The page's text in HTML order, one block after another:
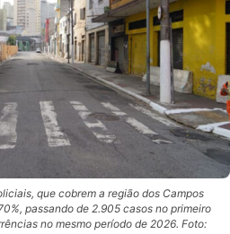
que cobrem a região dos Campos
passando de 2.905 casos no primeiro
no mesmo período de 2026. Foto: